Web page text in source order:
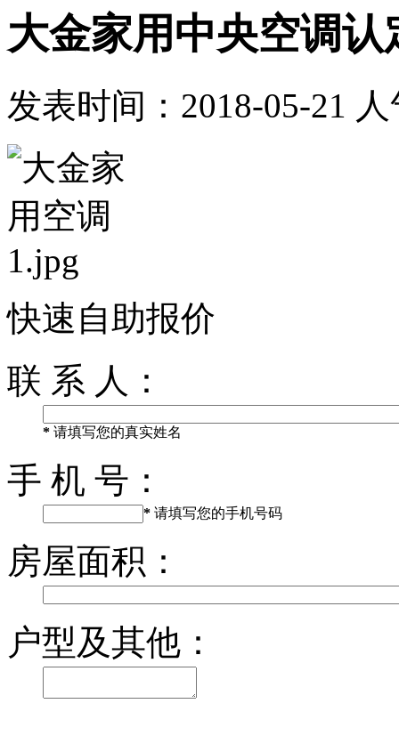
大金家用中央空调认
发表时间： 2018-05-21
快速自助报价
联 系 人：
* 请填写您的真实姓名
手 机 号：
* 请填写您的手机号码
房屋面积：
户型及其他：